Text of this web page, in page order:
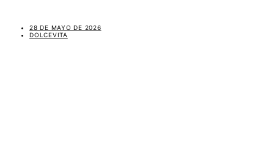
28 DE MAYO DE 2026
DOLCEVITA